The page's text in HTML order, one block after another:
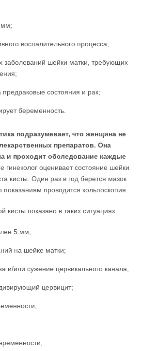
мм;
воспалительного процесса;
заболеваний шейки матки, требующих
состояния и рак;
беременность.
подразумевает, что женщина не
препаратов. Она
и проходит обследование каждые
гинеколог оценивает состояние шейки
кисты. Один раз в год берется мазок
проводится кольпоскопия.
кисты показано в таких ситуациях:
5 мм;
на шейке матки;
и/или сужение цервикального канала;
цервицит;